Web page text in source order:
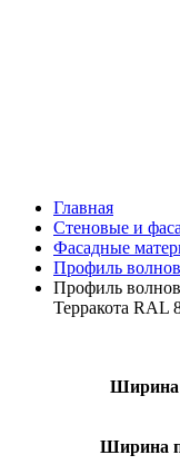
Главная
Стеновые и
Фасадные
Профиль
Профиль
Терракота RAL
Ширина
Ширина